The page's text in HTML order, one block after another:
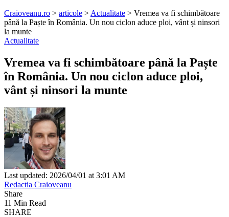
Craioveanu.ro > articole > Actualitate > Vremea va fi schimbătoare
până la Paște în România. Un nou ciclon aduce ploi, vânt și ninsori
la munte
Actualitate
Vremea va fi schimbătoare până la Paște
în România. Un nou ciclon aduce ploi,
vânt și ninsori la munte
Last updated: 2026/04/01 at 3:01 AM
Redactia Craioveanu
Share
11 Min Read
SHARE